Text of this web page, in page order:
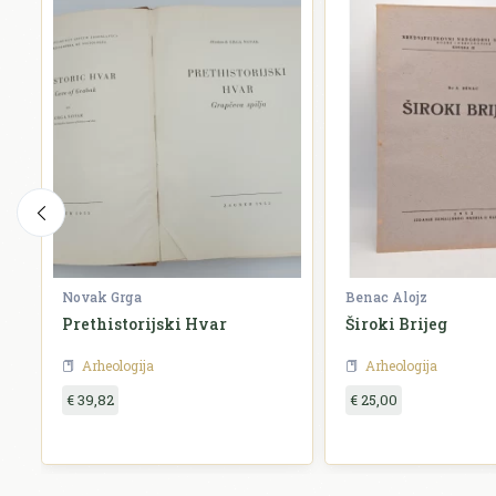
Novak Grga
Prethistorijski Hvar
Arheologija
€ 39,82
Benac Alojz
Široki Brijeg
Arheologija
€ 25,00